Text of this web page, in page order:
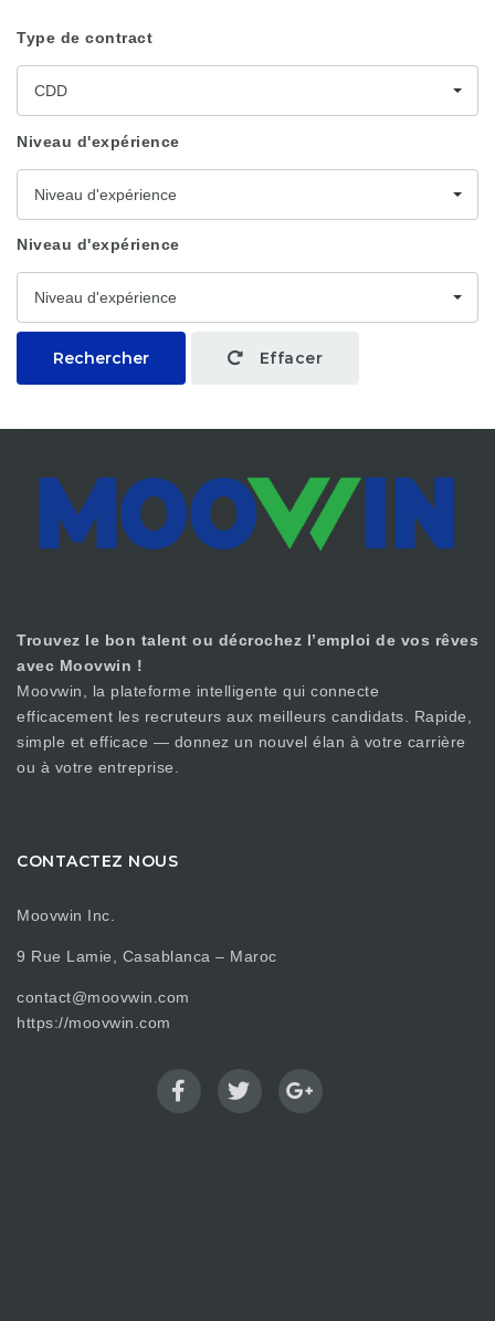
Type de contract
CDD
Niveau d'expérience
Niveau d'expérience
Niveau d'expérience
Niveau d'expérience
Rechercher Effacer
Trouvez le bon talent ou décrochez l’emploi de vos rêves
avec Moovwin !
Moovwin, la plateforme intelligente qui connecte
efficacement les recruteurs aux meilleurs candidats. Rapide,
simple et efficace — donnez un nouvel élan à votre carrière
ou à votre entreprise.
CONTACTEZ NOUS
Moovwin Inc.
9 Rue Lamie, Casablanca – Maroc
contact@moovwin.com
https://moovwin.com